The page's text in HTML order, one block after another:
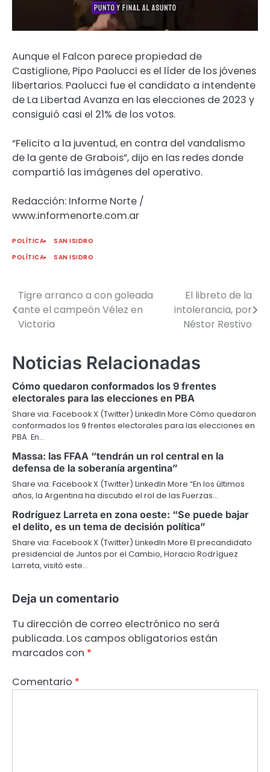
Aunque el Falcon parece propiedad de
Castiglione, Pipo Paolucci es el líder de los jóvenes
libertarios. Paolucci fue el candidato a intendente
de La Libertad Avanza en las elecciones de 2023 y
consiguió casi el 21% de los votos.
“Felicito a la juventud, en contra del vandalismo
de la gente de Grabois”, dijo en las redes donde
compartió las imágenes del operativo.
Redacción: Informe Norte /
www.informenorte.com.ar
POLÍTICA
SAN ISIDRO
POLÍTICA
SAN ISIDRO
Navegación
de
Tigre arranco a con goleada
ante el campeón Vélez en
Victoria
El libreto de la
intolerancia, por
Néstor Restivo
Noticias Relacionadas
Cómo quedaron conformados los 9 frentes
electorales para las elecciones en PBA
Share via: Facebook X (Twitter) LinkedIn More Cómo quedaron
conformados los 9 frentes electorales para las elecciones en
PBA. En…
Massa: las FFAA “tendrán un rol central en la
defensa de la soberanía argentina”
Share via: Facebook X (Twitter) LinkedIn More “En los últimos
años, la Argentina ha discutido el rol de las Fuerzas…
Rodríguez Larreta en zona oeste: “Se puede bajar
el delito, es un tema de decisión política”
Share via: Facebook X (Twitter) LinkedIn More El precandidato
presidencial de Juntos por el Cambio, Horacio Rodríguez
Larreta, visitó este…
Deja un comentario
Tu dirección de correo electrónico no será
publicada. Los campos obligatorios están
marcados con *
Comentario *